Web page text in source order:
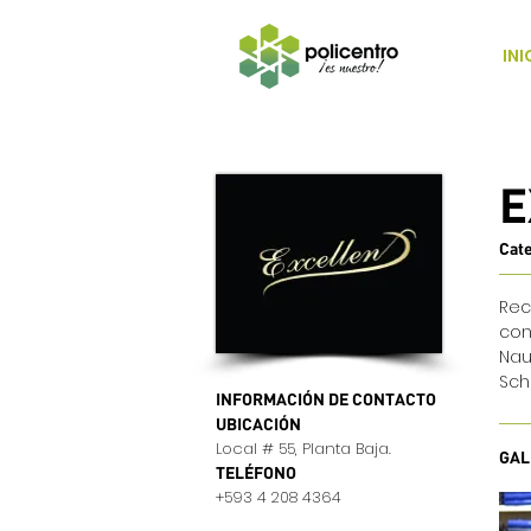
INFORMACIÓN DE CONTACTO
UBICACIÓN
Local # 55, Planta Baja.
TELÉFONO
+593 4 208 4364